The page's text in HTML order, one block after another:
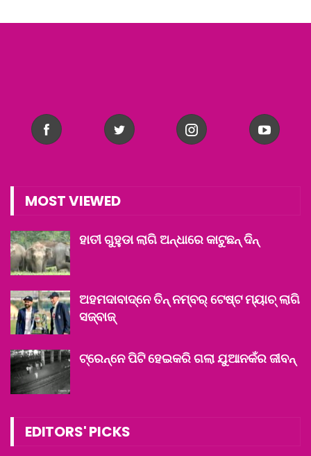
MOST VIEWED
ହାତୀ ଗୁହୁଡା ଲାଗି ଅନ୍ଧାରେ କାଟୁଛନ୍ ଦିନ୍‌
ଅହମଦାବାଦ୍‌ନେ ତିନ୍ ନମ୍ବର୍ ଟେଷ୍ଟ ମ୍ୟାଚ୍ ଲାଗି
ସଜ୍‌ବାଜ୍‌
ଟ୍ରେନ୍‌ନେ ପିଟି ହେଇକରି ଗଲା ଯୁଆନକଁର ଜୀବନ୍‌
EDITORS' PICKS